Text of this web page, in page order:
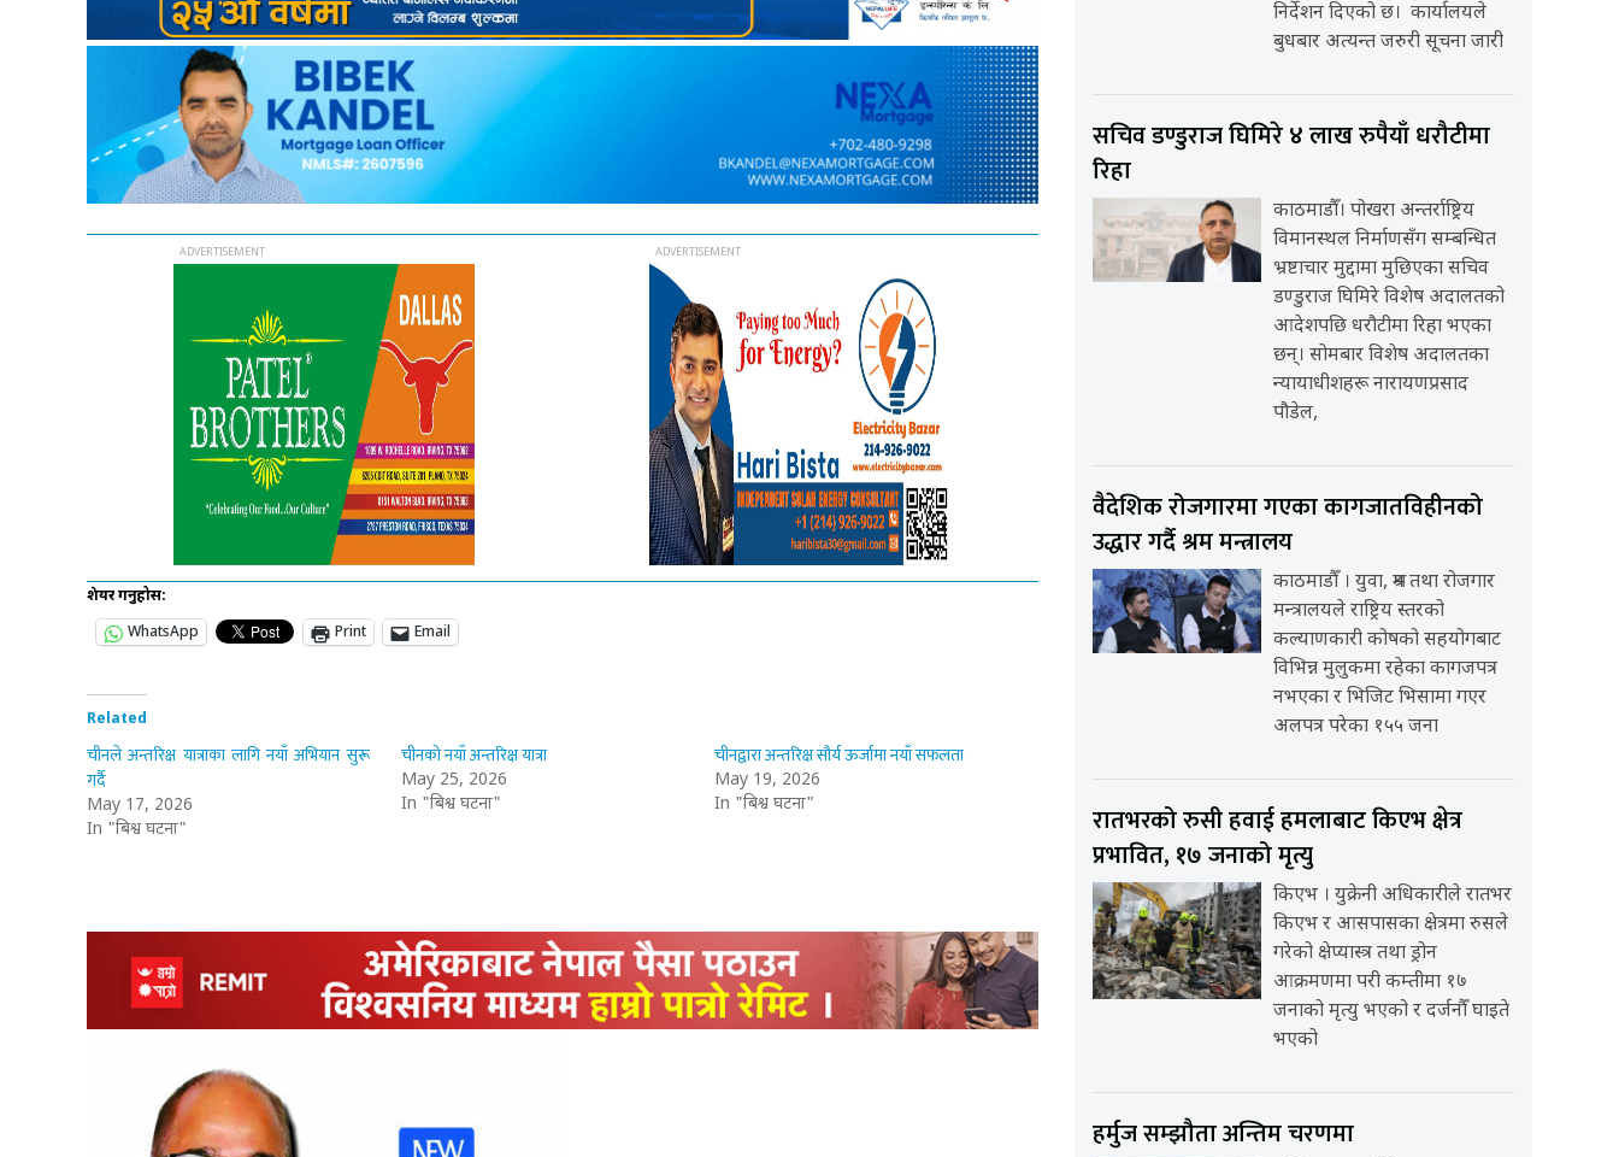
शेयर गर्नुहोस:
WhatsApp
Print Email
Related
चीनले अन्तरिक्ष यात्राका लागि नयाँ अभियान सुरू
गर्दै
May 17, 2026
In "बिश्व घटना"
चीनको नयाँ अन्तरिक्ष यात्रा
May 25, 2026
In "बिश्व घटना"
चीनद्वारा अन्तरिक्ष सौर्य ऊर्जामा नयाँ सफलता
May 19, 2026
In "बिश्व घटना"
निर्देशन दिएको छ। कार्यालयले
बुधबार अत्यन्त जरुरी सूचना जारी
सचिव डण्डुराज घिमिरे ४ लाख रुपैयाँ धरौटीमा
रिहा
काठमाडौँ। पोखरा अन्तर्राष्ट्रिय
विमानस्थल निर्माणसँग सम्बन्धित
भ्रष्टाचार मुद्दामा मुछिएका सचिव
डण्डुराज घिमिरे विशेष अदालतको
आदेशपछि धरौटीमा रिहा भएका
छन्। सोमबार विशेष अदालतका
न्यायाधीशहरू नारायणप्रसाद
पौडेल,
वैदेशिक रोजगारमा गएका कागजातविहीनको
उद्धार गर्दै श्रम मन्त्रालय
काठमाडौँ । युवा, श्रम तथा रोजगार
मन्त्रालयले राष्ट्रिय स्तरको
कल्याणकारी कोषको सहयोगबाट
विभिन्न मुलुकमा रहेका कागजपत्र
नभएका र भिजिट भिसामा गएर
अलपत्र परेका १५५ जना
रातभरको रुसी हवाई हमलाबाट किएभ क्षेत्र
प्रभावित, १७ जनाको मृत्यु
किएभ । युक्रेनी अधिकारीले रातभर
किएभ र आसपासका क्षेत्रमा रुसले
गरेको क्षेप्यास्त्र तथा ड्रोन
आक्रमणमा परी कम्तीमा १७
जनाको मृत्यु भएको र दर्जनौँ घाइते
भएको
हर्मुज सम्झौता अन्तिम चरणमा